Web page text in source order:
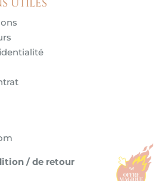
UTILES
/ de retour